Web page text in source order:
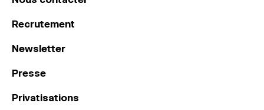
Recrutement
Newsletter
Presse
Privatisations